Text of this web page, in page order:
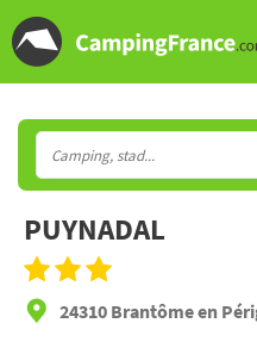
PUYNADAL
24310 Brantôme en